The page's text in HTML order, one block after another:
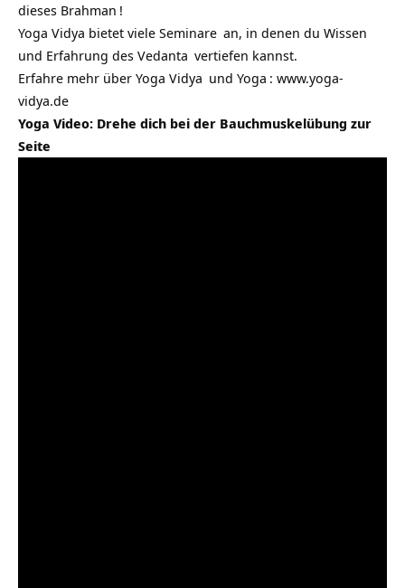
dieses Brahman !
Yoga Vidya bietet viele Seminare an, in denen du Wissen
und Erfahrung des Vedanta vertiefen kannst.
Erfahre mehr über Yoga Vidya und Yoga : www.yoga-
vidya.de
Yoga Video: Drehe dich bei der Bauchmuskelübung zur
Seite